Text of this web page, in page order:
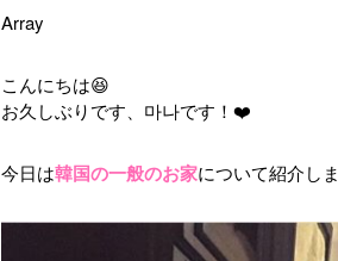
Array
こんにちは😆
お久しぶりです、마나です！❤️
今日は韓国の一般のお家について紹介し